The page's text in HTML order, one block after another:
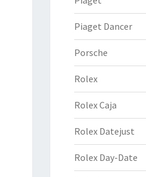
Piaget Dancer
Porsche
Rolex
Rolex Caja
Rolex Datejust
Rolex Day-Date